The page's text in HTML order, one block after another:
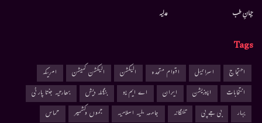
جہانِ طب
عدلیہ
Tags
احتجاج اسرائیل اقوام متحدہ الیکشن الیکشن کمیشن
امریکہ
انتخابات
اپوزیشن ایران اے ایم یو بنگلہ دیش
بھارتیہ جنتا پارٹی
بہار
بی جے پی تلنگانہ جامعہ ملیہ اسلامیہ جموں وکشمیر
حماس